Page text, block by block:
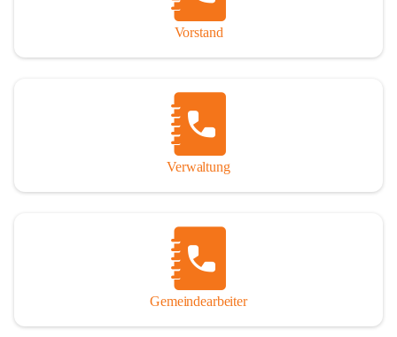
Vorstand
Verwaltung
Gemeindearbeiter